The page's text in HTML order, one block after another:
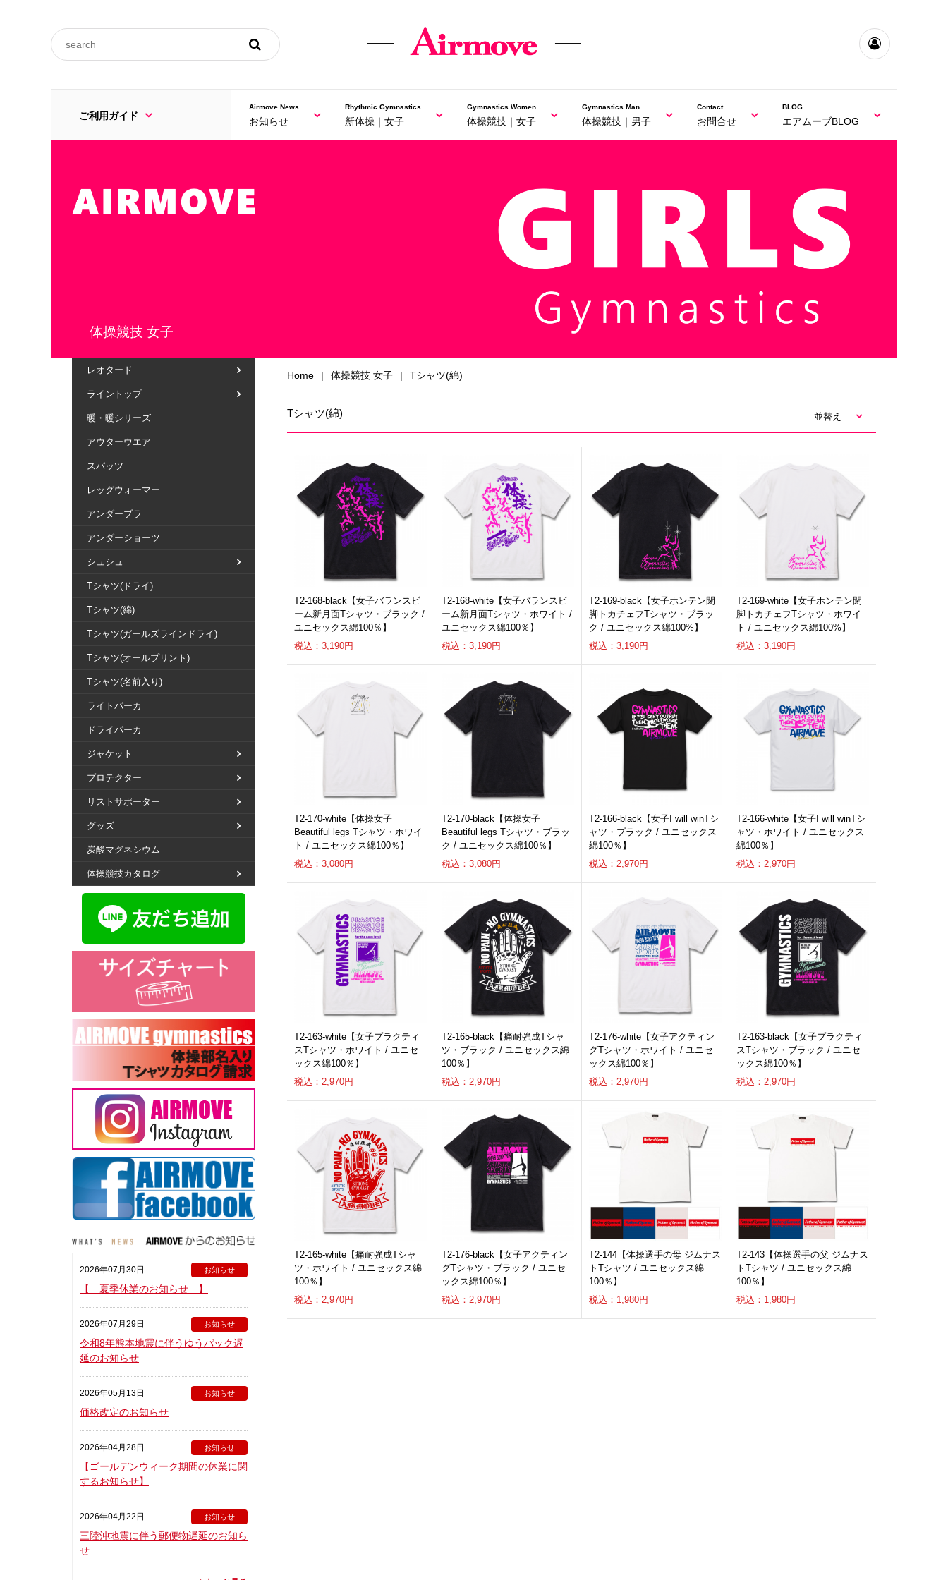
ご利用規約
ご利用ガイド
ご利用規約
Airmove News
お知らせ
Rhythmic Gymnastics
新体操｜女子
Gymnastics Women
体操競技｜女子
Gymnastics Man
体操競技｜男子
Contact
お問合せ
BLOG
エアムーブBLOG
Home 体操競技 女子 Tシャツ(綿)
Tシャツ(綿) 並替え
T2-168-black【女子バランスビ
ーム新月面Tシャツ・ブラック /
ユニセックス綿100％】
税込：3,190円
T2-168-white【女子バランスビ
ーム新月面Tシャツ・ホワイト /
ユニセックス綿100％】
税込：3,190円
T2-169-black【女子ホンテン閉
脚トカチェフTシャツ・ブラッ
ク / ユニセックス綿100%】
税込：3,190円
T2-169-white【女子ホンテン閉
脚トカチェフTシャツ・ホワイ
ト / ユニセックス綿100%】
税込：3,190円
T2-170-white【体操女子
Beautiful legs Tシャツ・ホワイ
ト / ユニセックス綿100％】
税込：3,080円
T2-170-black【体操女子
Beautiful legs Tシャツ・ブラッ
ク / ユニセックス綿100％】
税込：3,080円
T2-166-black【女子I will winTシ
ャツ・ブラック / ユニセックス
綿100％】
税込：2,970円
T2-166-white【女子I will winTシ
ャツ・ホワイト / ユニセックス
綿100％】
税込：2,970円
T2-163-white【女子プラクティ
スTシャツ・ホワイト / ユニセ
ックス綿100％】
税込：2,970円
T2-165-black【痛耐強成Tシャ
ツ・ブラック / ユニセックス綿
100％】
税込：2,970円
T2-176-white【女子アクティン
グTシャツ・ホワイト / ユニセ
ックス綿100％】
税込：2,970円
T2-163-black【女子プラクティ
スTシャツ・ブラック / ユニセ
ックス綿100％】
税込：2,970円
T2-165-white【痛耐強成Tシャ
ツ・ホワイト / ユニセックス綿
100％】
税込：2,970円
T2-176-black【女子アクティン
グTシャツ・ブラック / ユニセ
ックス綿100％】
税込：2,970円
T2-144【体操選手の母 ジムナス
トTシャツ / ユニセックス綿
100％】
税込：1,980円
T2-143【体操選手の父 ジムナス
トTシャツ / ユニセックス綿
100％】
税込：1,980円
体操競技 女子
レオタード
ライントップ
暖・暖シリーズ
アウターウエア
スパッツ
レッグウォーマー
アンダーブラ
アンダーショーツ
シュシュ
Tシャツ(ドライ)
Tシャツ(綿)
Tシャツ(ガールズラインドライ)
Tシャツ(オールプリント)
Tシャツ(名前入り)
ライトパーカ
ドライパーカ
ジャケット
プロテクター
リストサポーター
グッズ
炭酸マグネシウム
体操競技カタログ
2026年07月30日 お知らせ
【 夏季休業のお知らせ 】
2026年07月29日 お知らせ
令和8年熊本地震に伴うゆうパック遅
延のお知らせ
2026年05月13日 お知らせ
価格改定のお知らせ
2026年04月28日 お知らせ
【ゴールデンウィーク期間の休業に関
するお知らせ】
2026年04月22日 お知らせ
三陸沖地震に伴う郵便物遅延のお知ら
せ